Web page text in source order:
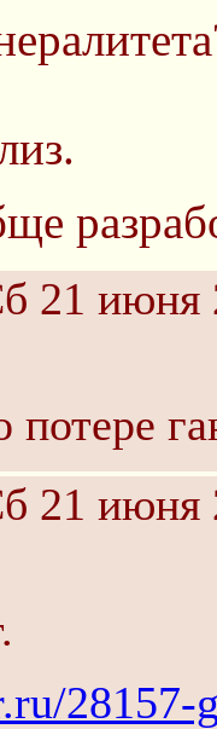
21 июня
потере
21 июня
28157-